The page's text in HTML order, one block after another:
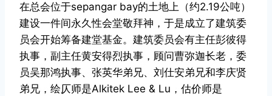
在总会位于sepangar bay的土地上（约2.19公吨）
建设一件间永久性会堂敬拜神，于是成立了建筑委
员会开始筹备建堂基金。建筑委员会有主任彭彼得
执事，副主任黄安得烈执事，顾问曹弥迦长老，委
员吴那鸿执事、张英华弟兄、刘仕安弟兄和李庆贤
弟兄，绘仄师是Alkitek Lee & Lu，估价师是